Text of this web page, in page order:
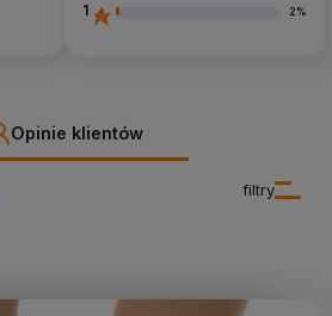
1 2%
Opinie klientów
filtry